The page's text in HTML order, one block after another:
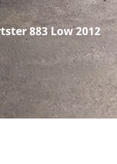
883 Low 2012